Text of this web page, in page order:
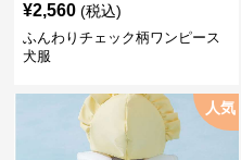
¥2,560 (税込)
ふんわりチェック柄ワンピース
犬服
人気